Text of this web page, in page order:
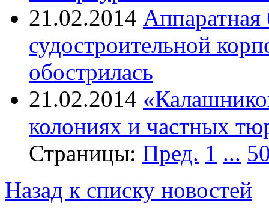
21.02.2014
судостроительной
обострилась
21.02.2014
колониях и частных
Страницы: Пред. 1 ...
Назад к списку новостей